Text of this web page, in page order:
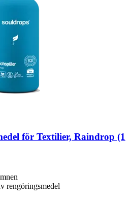
för Textilier, Raindrop (1
rengöringsmedel